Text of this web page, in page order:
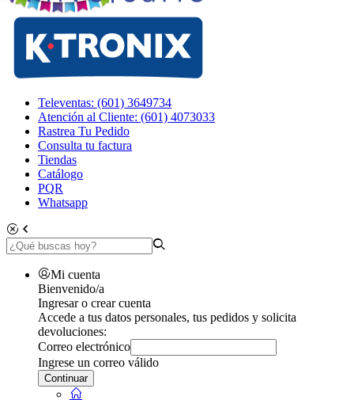
Televentas: (601) 3649734
Atención al Cliente: (601) 4073033
Rastrea Tu Pedido
Consulta tu factura
Tiendas
Catálogo
PQR
Whatsapp
Mi cuenta
Bienvenido/a
Ingresar o crear cuenta
Accede a tus datos personales, tus pedidos y solicita
devoluciones:
Correo electrónico
Ingrese un correo válido
Continuar